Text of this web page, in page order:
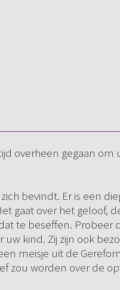
overheen gegaan om
bevindt. Er is een
gaat over het geloof,
te beseffen. Probeer
kind. Zij zijn ook
meisje uit de
zou worden over de